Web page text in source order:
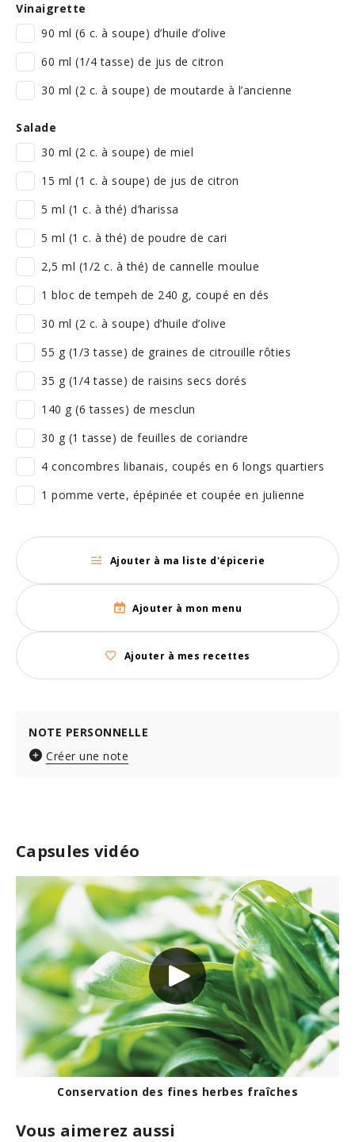
Capsules vidéo
Conservation des fines herbes fraîches
Vous aimerez aussi
Vinaigrette
90 ml (6 c. à soupe) d’huile d’olive
60 ml (1/4 tasse) de jus de citron
30 ml (2 c. à soupe) de moutarde à l’ancienne
Salade
30 ml (2 c. à soupe) de miel
15 ml (1 c. à soupe) de jus de citron
5 ml (1 c. à thé) d’harissa
5 ml (1 c. à thé) de poudre de cari
2,5 ml (1/2 c. à thé) de cannelle moulue
1 bloc de tempeh de 240 g, coupé en dés
30 ml (2 c. à soupe) d’huile d’olive
55 g (1/3 tasse) de graines de citrouille rôties
35 g (1/4 tasse) de raisins secs dorés
140 g (6 tasses) de mesclun
30 g (1 tasse) de feuilles de coriandre
4 concombres libanais, coupés en 6 longs quartiers
1 pomme verte, épépinée et coupée en julienne
Ajouter à ma liste d'épicerie
Ajouter à mon menu
Ajouter à mes recettes
NOTE PERSONNELLE
Créer une note